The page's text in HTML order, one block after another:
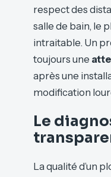
respect des
salle de bain, le
intraitable. Un
toujours une
après une
modification
Le
La qualité d’un